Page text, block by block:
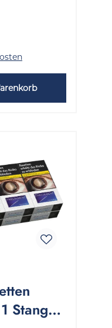
Stange